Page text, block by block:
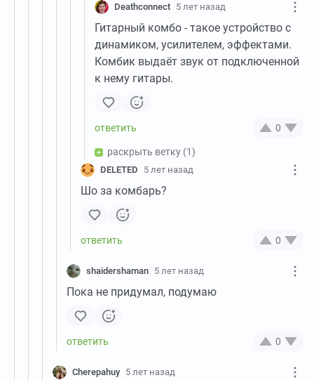
Deathconnect 5 лет назад
Гитарный комбо - такое устройство с
динамиком, усилителем, эффектами.
Комбик выдаёт звук от подключенной
к нему гитары.
0
раскрыть ветку (1)
DELETED 5 лет назад
Шо за комбарь?
0
shaidershaman 5 лет назад
Пока не придумал, подумаю
0
Cherepahuy 5 лет назад